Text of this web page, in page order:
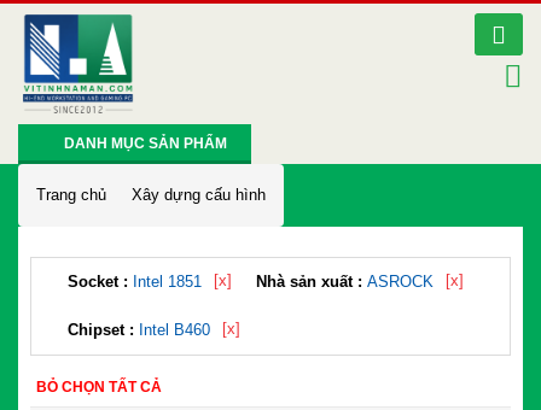
DANH MỤC SẢN PHẨM
Trang chủ Xây dựng cấu hình
Socket : Intel 1851 [x] Nhà sản xuất : ASROCK [x]
Chipset : Intel B460 [x]
BỎ CHỌN TẤT CẢ